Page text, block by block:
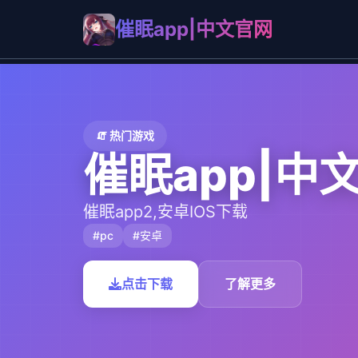
催眠app|中文官网
🧯 热门游戏
催眠app|中
催眠app2,安卓IOS下载
#pc #安卓
点击下载 了解更多